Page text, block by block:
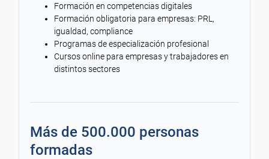
Formación en competencias digitales
Formación obligatoria para empresas: PRL,
igualdad, compliance
Programas de especialización profesional
Cursos online para empresas y trabajadores en
distintos sectores
Más de 500.000 personas
formadas